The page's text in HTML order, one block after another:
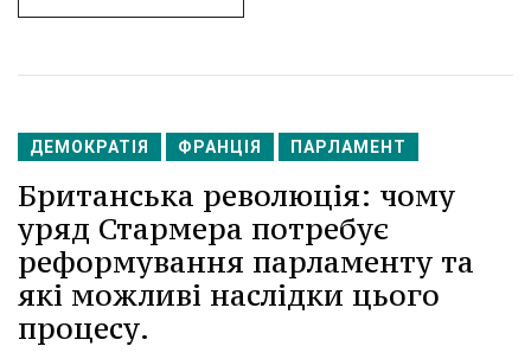
ДЕМОКРАТІЯ ФРАНЦІЯ ПАРЛАМЕНТ
Британська революція: чому
уряд Стармера потребує
реформування парламенту та
які можливі наслідки цього
процесу.